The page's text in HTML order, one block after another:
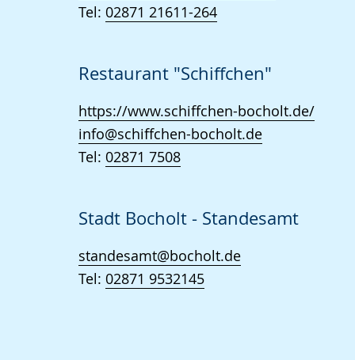
Tel: 02871 21611-264
Restaurant "Schiffchen"
https://www.schiffchen-bocholt.de/
info@schiffchen-bocholt.de
Tel: 02871 7508
Stadt Bocholt - Standesamt
standesamt@bocholt.de
Tel: 02871 9532145